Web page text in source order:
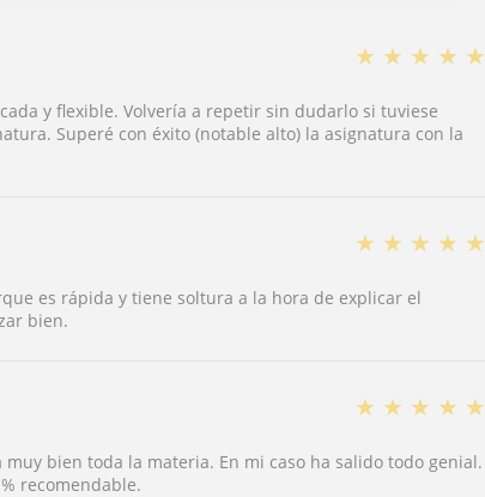
★ ★ ★ ★ ★
y flexible. Volvería a repetir sin dudarlo si tuviese
Superé con éxito (notable alto) la asignatura con la
★ ★ ★ ★ ★
es rápida y tiene soltura a la hora de explicar el
bien.
★ ★ ★ ★ ★
bien toda la materia. En mi caso ha salido todo genial.
recomendable.